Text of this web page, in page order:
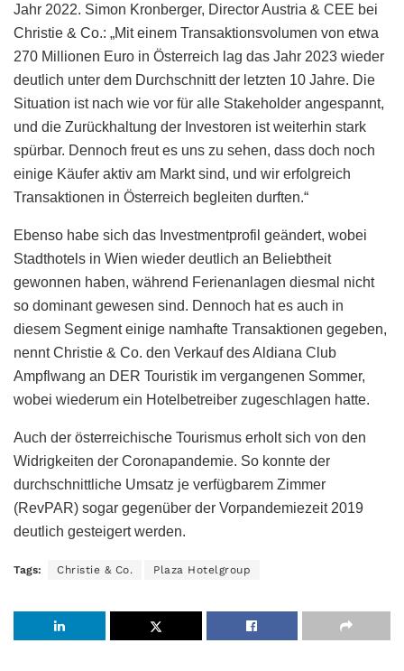
Jahr 2022. Simon Kronberger, Director Austria & CEE bei
Christie & Co.: „Mit einem Transaktionsvolumen von etwa
270 Millionen Euro in Österreich lag das Jahr 2023 wieder
deutlich unter dem Durchschnitt der letzten 10 Jahre. Die
Situation ist nach wie vor für alle Stakeholder angespannt,
und die Zurückhaltung der Investoren ist weiterhin stark
spürbar. Dennoch freut es uns zu sehen, dass doch noch
einige Käufer aktiv am Markt sind, und wir erfolgreich
Transaktionen in Österreich begleiten durften.“
Ebenso habe sich das Investmentprofil geändert, wobei
Stadthotels in Wien wieder deutlich an Beliebtheit
gewonnen haben, während Ferienanlagen diesmal nicht
so dominant gewesen sind. Dennoch hat es auch in
diesem Segment einige namhafte Transaktionen gegeben,
nennt Christie & Co. den Verkauf des Aldiana Club
Ampflwang an DER Touristik im vergangenen Sommer,
wobei wiederum ein Hotelbetreiber zugeschlagen hatte.
Auch der österreichische Tourismus erholt sich von den
Widrigkeiten der Coronapandemie. So konnte der
durchschnittliche Umsatz je verfügbarem Zimmer
(RevPAR) sogar gegenüber der Vorpandemiezeit 2019
deutlich gesteigert werden.
Tags: Christie & Co. Plaza Hotelgroup